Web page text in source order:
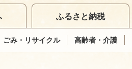
ごみ・リサイクル 高齢者・介護
ふるさと納税